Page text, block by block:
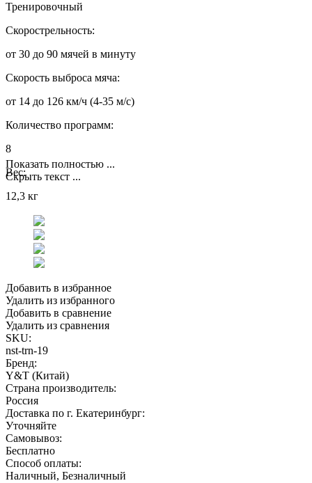
Тренировочный
Скорострельность:
от 30 до 90 мячей в минуту
Скорость выброса мяча:
от 14 до 126 км/ч (4-35 м/с)
Количество программ:
8
Вес:
12,3 кг
Показать полностью ...
Скрыть текст ...
Добавить в избранное
Удалить из избранного
Добавить в сравнение
Удалить из сравнения
SKU:
nst-trn-19
Бренд:
Y&T (Китай)
Страна производитель:
Россия
Доставка по г. Екатеринбург:
Уточняйте
Самовывоз:
Бесплатно
Способ оплаты:
Наличный, Безналичный